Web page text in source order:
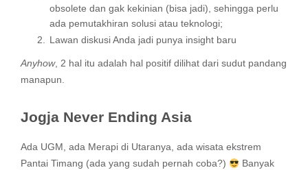
obsolete dan gak kekinian (bisa jadi), sehingga perlu
ada pemutakhiran solusi atau teknologi;
Lawan diskusi Anda jadi punya insight baru
Anyhow, 2 hal itu adalah hal positif dilihat dari sudut pandang
manapun.
Jogja Never Ending Asia
Ada UGM, ada Merapi di Utaranya, ada wisata ekstrem
Pantai Timang (ada yang sudah pernah coba?)
Banyak